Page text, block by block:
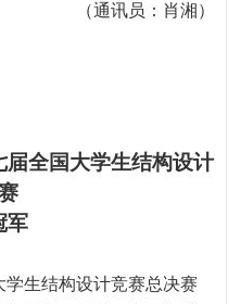
（通讯员：肖湘）
全国大学生结构设计
军
学生结构设计竞赛总决赛